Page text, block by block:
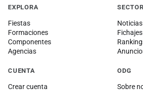
EXPLORA
Fiestas
Formaciones
Componentes
Agencias
SECTOR
Noticias
CUENTA
Crear cuenta
ODG
Sobre